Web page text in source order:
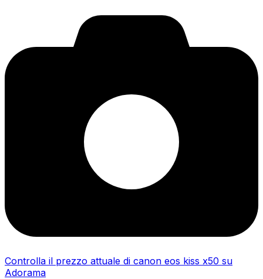
Controlla il prezzo attuale di canon eos kiss x50 su
Adorama